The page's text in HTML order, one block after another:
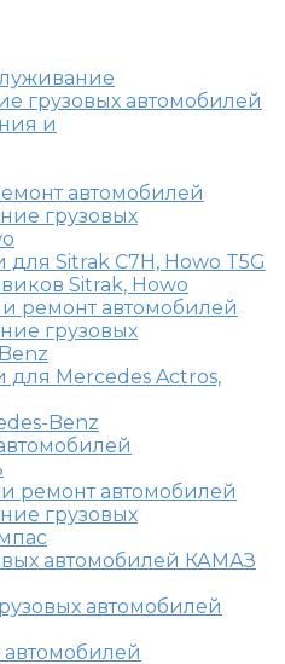
грузовых автомобилей
и
автомобилей
грузовых
Sitrak C7H, Howo T5G
Sitrak, Howo
ремонт автомобилей
грузовых
для Mercedes Actros,
Benz
ремонт автомобилей
грузовых
автомобилей КАМАЗ
автомобилей
автомобилей